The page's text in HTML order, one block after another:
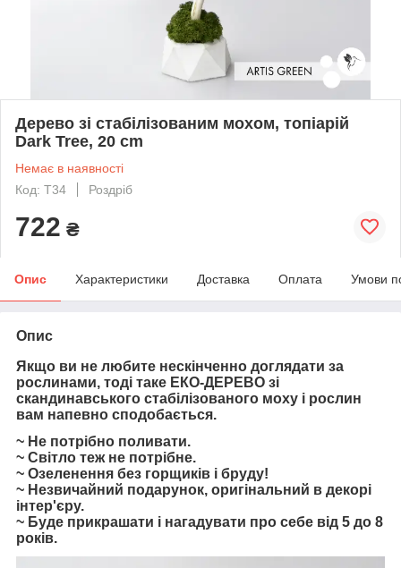
Дерево зі стабілізованим мохом, топіарій
Dark Tree, 20 cm
Немає в наявності
Код: T34
Роздріб
722 ₴
Опис Характеристики Доставка Оплата Умови
Опис
Якщо ви не любите нескінченно доглядати за
рослинами, тоді таке ЕКО-ДЕРЕВО зі
скандинавського стабілізованого моху і рослин
вам напевно сподобається.
~ Не потрібно поливати.
~ Світло теж не потрібне.
~ Озеленення без горщиків і бруду!
~ Незвичайний подарунок, оригінальний в декорі
інтер'єру.
~ Буде прикрашати і нагадувати про себе від 5 до 8
років.